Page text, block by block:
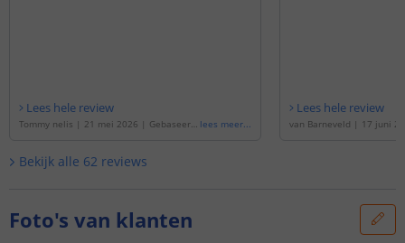
Lees hele review
Tommy nelis | 21 mei 2026 | Gebaseerd
lees meer...
Lees hele review
van Barneveld | 17 juni
Bekijk alle 62 reviews
Foto's van klanten